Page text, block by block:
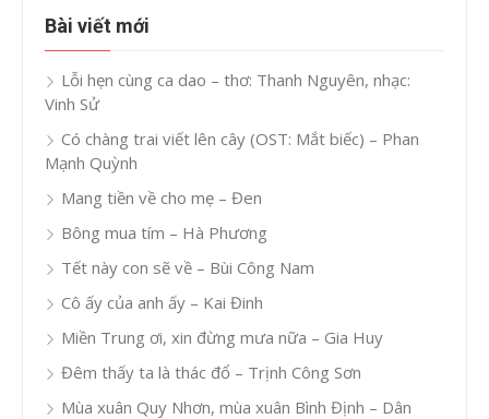
Bài viết mới
Lỗi hẹn cùng ca dao – thơ: Thanh Nguyên, nhạc:
Vinh Sử
Có chàng trai viết lên cây (OST: Mắt biếc) – Phan
Mạnh Quỳnh
Mang tiền về cho mẹ – Đen
Bông mua tím – Hà Phương
Tết này con sẽ về – Bùi Công Nam
Cô ấy của anh ấy – Kai Đinh
Miền Trung ơi, xin đừng mưa nữa – Gia Huy
Đêm thấy ta là thác đổ – Trịnh Công Sơn
Mùa xuân Quy Nhơn, mùa xuân Bình Định – Dân